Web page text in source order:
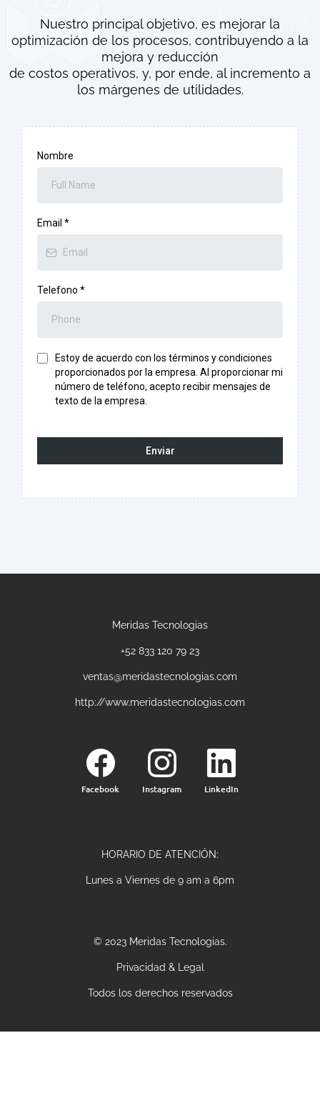
Nuestro principal objetivo, es mejorar la
optimización de los procesos, contribuyendo a la
mejora y reducción
de costos operativos, y, por ende, al incremento a
los márgenes de utilidades.
Nombre
Email *
Telefono *
Estoy de acuerdo con los términos y condiciones
proporcionados por la empresa. Al proporcionar mi
número de teléfono, acepto recibir mensajes de
texto de la empresa.
Enviar
Meridas Tecnologias
+52 833 120 79 23
ventas@meridastecnologias.com
http://www.meridastecnologias.com
Facebook Instagram LinkedIn
HORARIO DE ATENCIÓN:
Lunes a Viernes de 9 am a 6pm
© 2023 Meridas Tecnologias.
Privacidad & Legal
Todos los derechos reservados